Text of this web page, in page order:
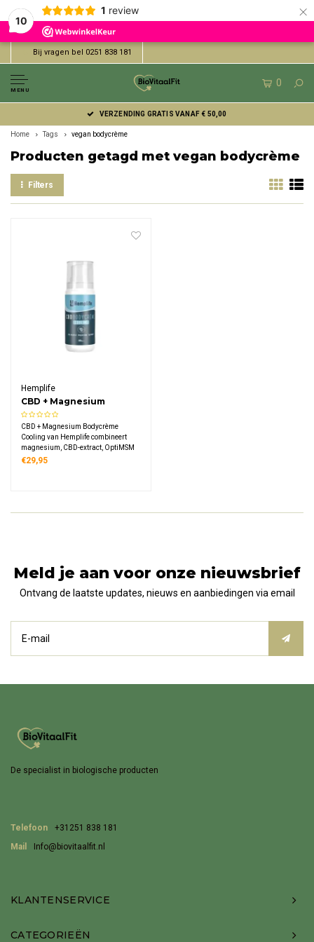
10
1 review ×
Bij vragen bel 0251 838 181
MENU
0
VERZENDING GRATIS VANAF € 50,00
Home Tags vegan bodycrème
Producten getagd met vegan bodycrème
Filters
Hemplife
CBD + Magnesium
Bodycrème Cooling
CBD + Magnesium Bodycrème
Cooling van Hemplife combineert
magnesium, CBD-extract, OptiMSM
en menthol. Deze verzorgende crème
€29,95
Meld je aan voor onze nieuwsbrief
Ontvang de laatste updates, nieuws en aanbiedingen via email
De specialist in biologische producten
Telefoon
+31251 838 181
Mail
Info@biovitaalfit.nl
KLANTENSERVICE
CATEGORIEËN